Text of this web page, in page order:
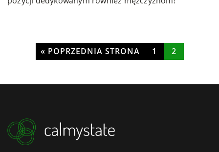
« POPRZEDNIA STRONA 1 2